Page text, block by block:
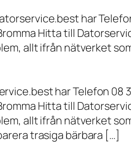
har
Hitta till
allt ifrån nätverket
har Telefon 08
Hitta till
allt ifrån nätverket
trasiga bärbara […]